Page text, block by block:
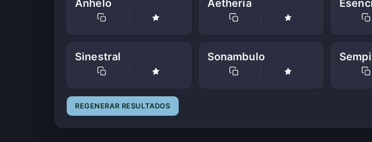
Anhelo Aetheria
Sinestral Sonambulo
REGENERAR RESULTADOS